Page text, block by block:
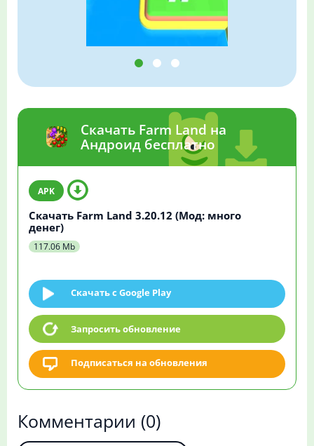
Скачать Farm Land на
Андроид бесплатно
Скачать Farm Land 3.20.12 (Мод: много
денег)
117.06 Mb
Скачать c Google Play
Запросить обновление
Подписаться на обновления
Комментарии (0)